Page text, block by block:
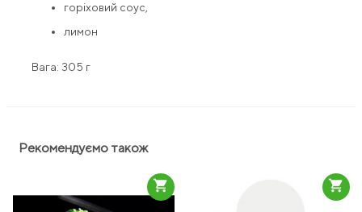
горіховий соус,
лимон
Вага: 305 г
Рекомендуємо також
shopping_cart shopping_cart